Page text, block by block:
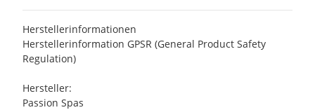
Herstellerinformationen
Herstellerinformation GPSR (General Product Safety
Regulation)
Hersteller:
Passion Spas